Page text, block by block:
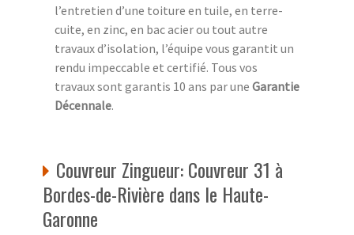
l’entretien d’une toiture en tuile, en terre-
cuite, en zinc, en bac acier ou tout autre
travaux d’isolation, l’équipe vous garantit un
rendu impeccable et certifié. Tous vos
travaux sont garantis 10 ans par une Garantie
Décennale.
Couvreur Zingueur: Couvreur 31 à
Bordes-de-Rivière dans le Haute-
Garonne